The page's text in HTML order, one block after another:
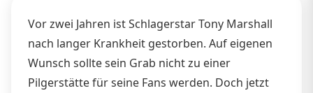
Vor zwei Jahren ist Schlagerstar Tony Marshall
nach langer Krankheit gestorben. Auf eigenen
Wunsch sollte sein Grab nicht zu einer
Pilgerstätte für seine Fans werden. Doch jetzt